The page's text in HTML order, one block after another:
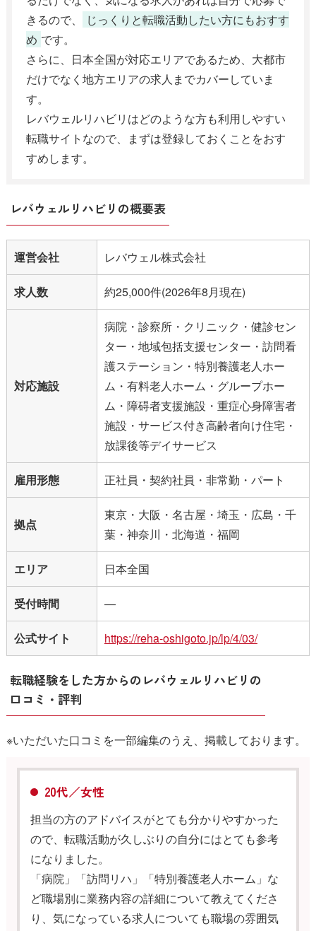
きるので、
じっくりと転職活動したい方にもおすす
め です。
さらに、日本全国が対応エリアであるため、大都市
だけでなく地方エリアの求人までカバーしていま
す。
レバウェルリハビリはどのような方も利用しやすい
転職サイトなので、まずは登録しておくことをおす
すめします。
レバウェルリハビリの概要表
運営会社 レバウェル株式会社
求人数 約25,000件(2026年8月現在)
対応施設
病院・診察所・クリニック・健診セン
ター・地域包括支援センター・訪問看
護ステーション・特別養護老人ホー
ム・有料老人ホーム・グループホー
ム・障碍者支援施設・重症心身障害者
施設・サービス付き高齢者向け住宅・
放課後等デイサービス
雇用形態 正社員・契約社員・非常勤・パート
拠点
東京・大阪・名古屋・埼玉・広島・千
葉・神奈川・北海道・福岡
エリア 日本全国
受付時間 ―
公式サイト https://reha-oshigoto.jp/lp/4/03/
転職経験をした方からのレバウェルリハビリの
口コミ・評判
※いただいた口コミを一部編集のうえ、掲載しております。
20代／女性
担当の方のアドバイスがとても分かりやすかった
ので、転職活動が久しぶりの自分にはとても参考
になりました。
「病院」「訪問リハ」「特別養護老人ホーム」な
ど職場別に業務内容の詳細について教えてくださ
り、気になっている求人についても職場の雰囲気